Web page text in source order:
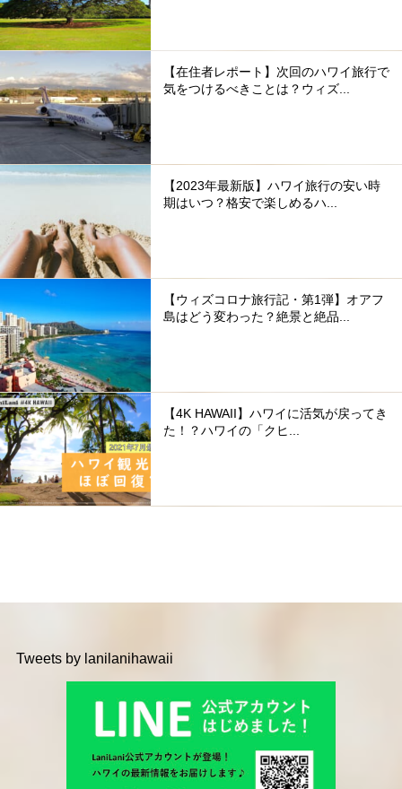
【在住者レポート】次回のハワイ旅行で
気をつけるべきことは？ウィズ...
【2023年最新版】ハワイ旅行の安い時
期はいつ？格安で楽しめるハ...
【ウィズコロナ旅行記・第1弾】オアフ
島はどう変わった？絶景と絶品...
【4K HAWAII】ハワイに活気が戻ってき
た！？ハワイの「クヒ...
Tweets by lanilanihawaii